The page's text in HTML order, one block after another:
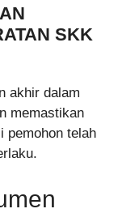
SKK
akhir dalam
memastikan
pemohon telah